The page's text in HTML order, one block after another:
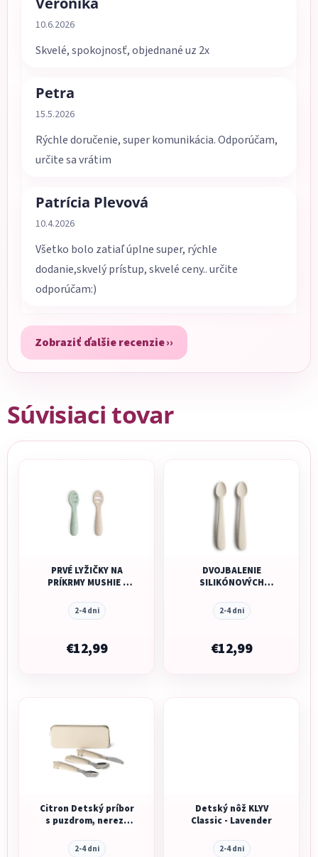
Hodnotenie obchodu je 5 z 5 hviezdičiek.
10.6.2026
Skvelé, spokojnosť, objednané uz 2x
Petra
Hodnotenie obchodu je 5 z 5 hviezdičiek.
15.5.2026
Rýchle doručenie, super komunikácia. Odporúčam,
určite sa vrátim
Patrícia Plevová
Hodnotenie obchodu je 5 z 5 hviezdičiek.
10.4.2026
Všetko bolo zatiaľ úplne super, rýchle
dodanie,skvelý prístup, skvelé ceny.. určite
odporúčam:)
Zobraziť ďalšie recenzie
Súvisiaci tovar
PRVÉ LYŽIČKY NA
PRÍKRMY MUSHIE -
SHIFTING SAND
2-4 dni
€12,99
DVOJBALENIE
SILIKÓNOVÝCH
IVORY
2-4 dni
€12,99
Citron Detský príbor
s puzdrom, nerez /
2-4 dni
Detský nôž KLYV
Classic - Lavender
2-4 dni